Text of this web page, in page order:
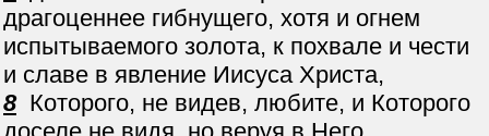
драгоценнее гибнущего, хотя и огнем
испытываемого золота, к похвале и чести
и славе в явление Иисуса Христа,
8Которого, не видев, любите, и Которого